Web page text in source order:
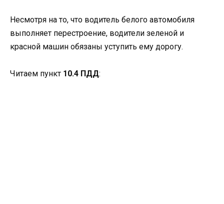
Несмотря на то, что водитель белого автомобиля
выполняет перестроение, водители зеленой и
красной машин обязаны уступить ему дорогу.
Читаем пункт 10.4 ПДД: